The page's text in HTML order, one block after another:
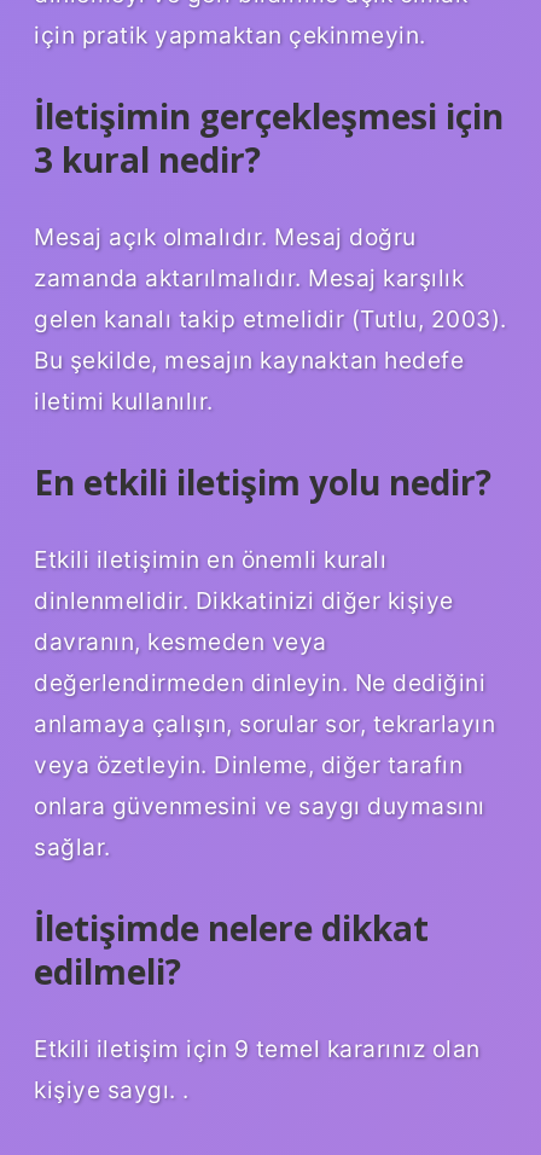
için pratik yapmaktan çekinmeyin.
İletişimin gerçekleşmesi için
3 kural nedir?
Mesaj açık olmalıdır. Mesaj doğru
zamanda aktarılmalıdır. Mesaj karşılık
gelen kanalı takip etmelidir (Tutlu, 2003).
Bu şekilde, mesajın kaynaktan hedefe
iletimi kullanılır.
En etkili iletişim yolu nedir?
Etkili iletişimin en önemli kuralı
dinlenmelidir. Dikkatinizi diğer kişiye
davranın, kesmeden veya
değerlendirmeden dinleyin. Ne dediğini
anlamaya çalışın, sorular sor, tekrarlayın
veya özetleyin. Dinleme, diğer tarafın
onlara güvenmesini ve saygı duymasını
sağlar.
İletişimde nelere dikkat
edilmeli?
Etkili iletişim için 9 temel kararınız olan
kişiye saygı. .